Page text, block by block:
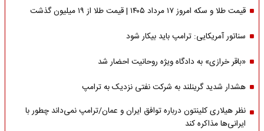
قیمت طلا و سکه امروز ۱۷ مرداد ۱۴۰۵ | قیمت طلا از ۱۹ میلیون گذشت
سناتور آمریکایی: ترامپ باید بیکار شود
«باقر خرازی» به دادگاه ویژه روحانیت احضار شد
هشدار شدید گرینلند به شرکت نفتی نزدیک به ترامپ
نظر هیلاری کلینتون درباره توافق ایران و عمان/ترامپ نمی‌داند چطور با
ایرانی‌ها مذاکره کند